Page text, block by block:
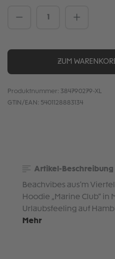
Produkt Anzahl:
ZUM
Produktnummer: 384790279-XL
GTIN/EAN: 5401128883134
Artikel-Beschreibung
Beachvibes aus’m
Hoodie „Marine Club“ in
Urlaubsfeeling auf
Mehr